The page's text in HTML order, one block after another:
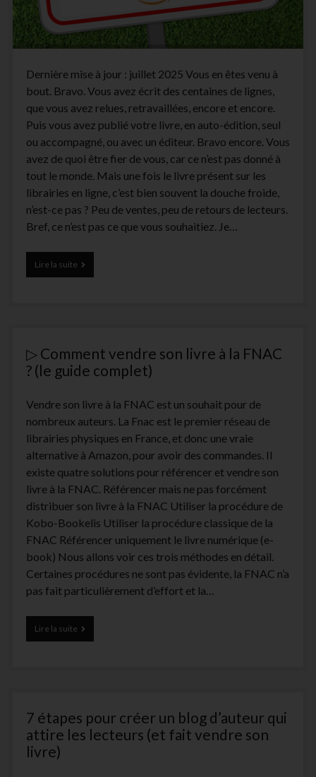
Dernière mise à jour : juillet 2025 Vous en êtes venu à
bout. Bravo. Vous avez écrit des centaines de lignes,
que vous avez relues, retravaillées, encore et encore.
Puis vous avez publié votre livre, en auto-édition, seul
ou accompagné, ou avec un éditeur. Bravo encore. Vous
avez de quoi être fier de vous, car ce n’est pas donné à
tout le monde. Mais une fois le livre présent sur les
librairies en ligne, c’est bien souvent la douche froide,
n’est-ce pas ? Peu de ventes, peu de retours de lecteurs.
Bref, ce n’est pas ce que vous souhaitiez. Je…
Lire la suiteComment
promouvoir
(et
y
vendre
des
▷ Comment vendre son livre à la FNAC
? (le guide complet)
Vendre son livre à la FNAC est un souhait pour de
nombreux auteurs. La Fnac est le premier réseau de
librairies physiques en France, et donc une vraie
alternative à Amazon, pour avoir des commandes. Il
existe quatre solutions pour référencer et vendre son
livre à la FNAC. Référencer mais ne pas forcément
distribuer son livre à la FNAC Utiliser la procédure de
Kobo-Bookelis Utiliser la procédure classique de la
FNAC Référencer uniquement le livre numérique (e-
book) Nous allons voir ces trois méthodes en détail.
Certaines procédures ne sont pas évidente, la FNAC n’a
pas fait particulièrement d’effort et la…
Lire la suite▷
Comment
FNAC
(le
7 étapes pour créer un blog d’auteur qui
attire les lecteurs (et fait vendre son
livre)